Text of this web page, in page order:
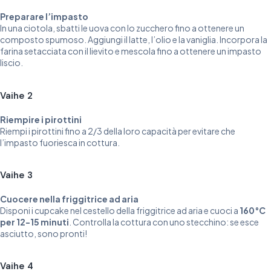
Preparare l’impasto
In una ciotola, sbatti le uova con lo zucchero fino a ottenere un
composto spumoso. Aggiungi il latte, l’olio e la vaniglia. Incorpora la
farina setacciata con il lievito e mescola fino a ottenere un impasto
liscio.
Vaihe 2
Riempire i pirottini
Riempi i pirottini fino a 2/3 della loro capacità per evitare che
l’impasto fuoriesca in cottura.
Vaihe 3
Cuocere nella friggitrice ad aria
Disponi i cupcake nel cestello della friggitrice ad aria e cuoci a 160°C
per 12-15 minuti . Controlla la cottura con uno stecchino: se esce
asciutto, sono pronti!
Vaihe 4